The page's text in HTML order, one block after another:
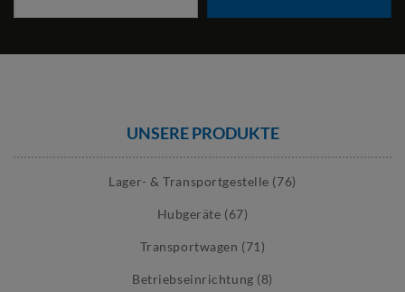
UNSERE PRODUKTE
Lager- & Transportgestelle (76)
Hubgeräte (67)
Transportwagen (71)
Betriebseinrichtung (8)